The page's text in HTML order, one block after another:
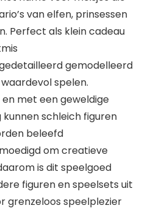
van elfen, prinsessen
Perfect als klein cadeau
gemodelleerd
spelen.
met een geweldige
schleich figuren
beleefd
om creatieve
is dit speelgoed
figuren en speelsets uit
grenzeloos speelplezier